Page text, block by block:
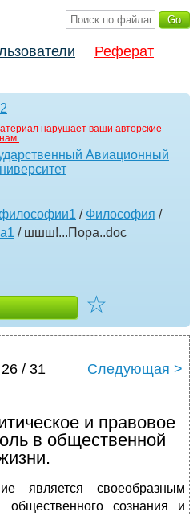
Реферат
нарушает ваши авторские
Авиационный
/ Философия /
/ шшш!...Пора..doc
☆
26 / 31 Следующая >
и правовое
в общественной
является своеобразным
сознания и